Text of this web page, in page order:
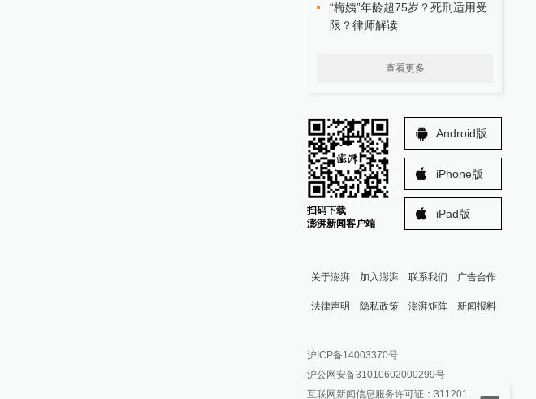
“梅姨”年龄超75岁？死刑适用受
限？律师解读
查看更多
扫码下载
澎湃新闻客户端
Android版
iPhone版
iPad版
关于澎湃 加入澎湃 联系我们 广告合作
法律声明 隐私政策 澎湃矩阵
澎湃新闻公众号
澎湃新闻抖音号
新闻报料
报料邮箱: news@thepaper.cn
沪ICP备14003370号
沪公网安备31010602000299号
互联网新闻信息服务许可证：31120170006